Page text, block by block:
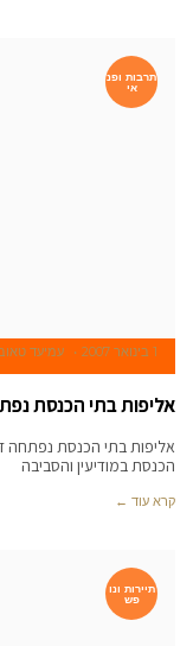
תרבות ופנ
אי
1 בינואר 2007 עמיעד
אליפות בתי הכנסת
אליפות בתי הכנסת נפתחה
הכנסת במודיעין והסביבה
קרא עוד ←
תיירות ונו
פש